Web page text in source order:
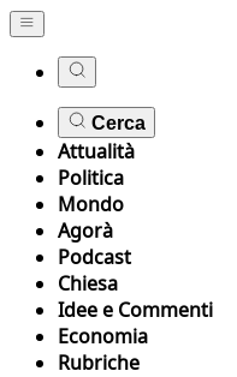
Cerca
Attualità
Politica
Mondo
Agorà
Podcast
Chiesa
Idee e Commenti
Economia
Rubriche